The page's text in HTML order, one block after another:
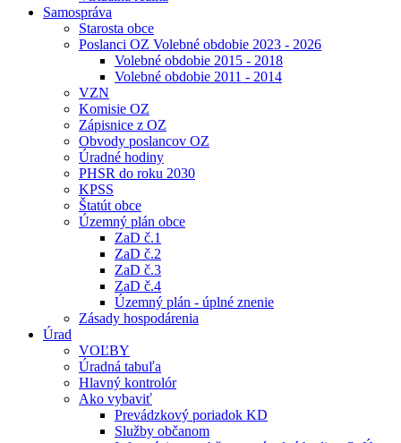
Samospráva
Starosta obce
Poslanci OZ Volebné obdobie 2023 - 2026
Volebné obdobie 2015 - 2018
Volebné obdobie 2011 - 2014
VZN
Komisie OZ
Zápisnice z OZ
Obvody poslancov OZ
Úradné hodiny
PHSR do roku 2030
KPSS
Štatút obce
Územný plán obce
ZaD č.1
ZaD č.2
ZaD č.3
ZaD č.4
Územný plán - úplné znenie
Zásady hospodárenia
Úrad
VOĽBY
Úradná tabuľa
Hlavný kontrolór
Ako vybaviť
Prevádzkový poriadok KD
Služby občanom